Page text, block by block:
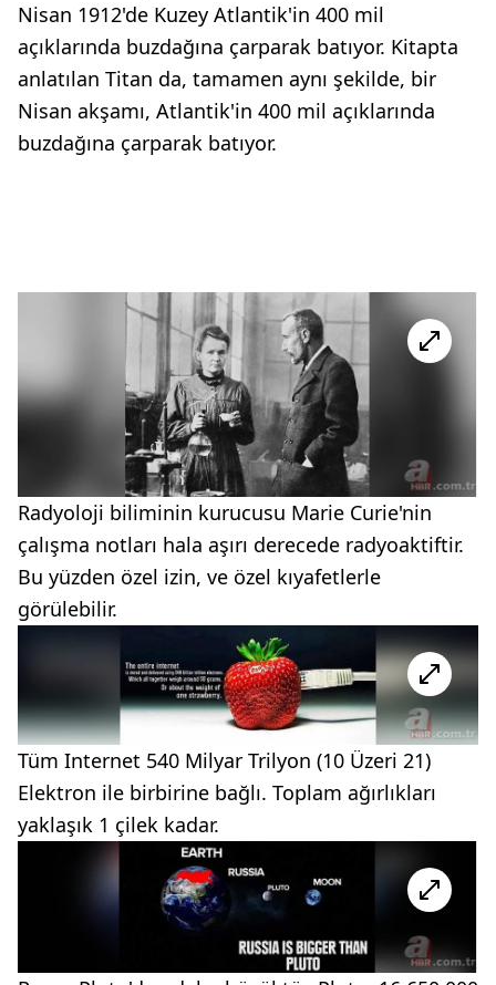
Nisan 1912'de Kuzey Atlantik'in 400 mil
açıklarında buzdağına çarparak batıyor. Kitapta
anlatılan Titan da, tamamen aynı şekilde, bir
Nisan akşamı, Atlantik'in 400 mil açıklarında
buzdağına çarparak batıyor.
Radyoloji biliminin kurucusu Marie Curie'nin
çalışma notları hala aşırı derecede radyoaktiftir.
Bu yüzden özel izin, ve özel kıyafetlerle
görülebilir.
Tüm Internet 540 Milyar Trilyon (10 Üzeri 21)
Elektron ile birbirine bağlı. Toplam ağırlıkları
yaklaşık 1 çilek kadar.